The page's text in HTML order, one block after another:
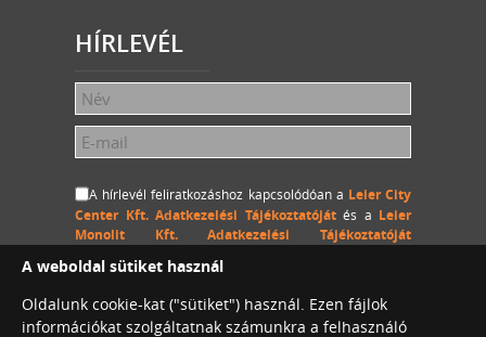
HÍRLEVÉL
A hírlevél feliratkozáshoz kapcsolódóan a Leier City
Center Kft. Adatkezelési Tájékoztatójátés a Leier
Monolit Kft. Adatkezelési Tájékoztatóját
Kft. és a Leier Monolit Kft. a megadott személyes
visszavonásig kezelje, a megadott e-mail címemre
hírlevelet küldjön.
A weboldal sütiket használ
Oldalunk cookie-kat ("sütiket") használ. Ezen fájlok
információkat szolgáltatnak számunkra a felhasználó